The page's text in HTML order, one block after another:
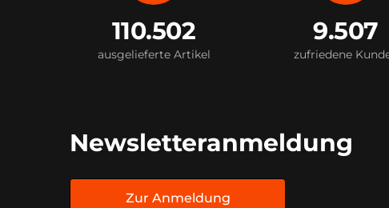
110.502
ausgelieferte Artikel
9.507
zufriedene
Newsletteranmeldung
Zur Anmeldung